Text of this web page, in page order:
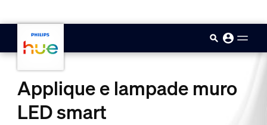
Applique e lampade muro
LED smart